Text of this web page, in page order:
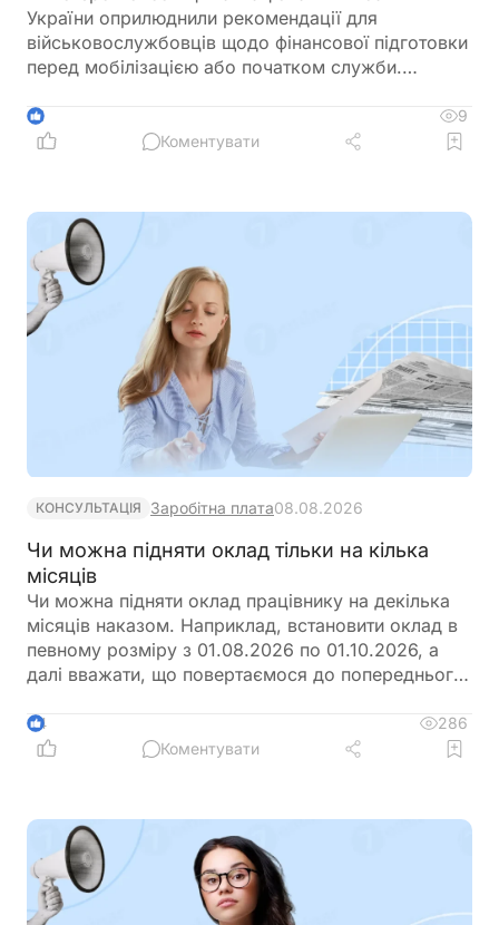
України оприлюднили рекомендації для
військовослужбовців щодо фінансової підготовки
перед мобілізацією або початком служби.
документи, перевірити банківські рахунки,
кредити, заощадження та оформити необхідні
1
9
Коментувати
КОНСУЛЬТАЦІЯ Заробітна плата08.08.2026
Чи можна підняти оклад тільки на кілька
місяців
Чи можна підняти оклад працівнику на декілька
місяців наказом. Наприклад, встановити оклад в
певному розміру з 01.08.2026 по 01.10.2026, а
далі вважати, що повертаємося до попереднього
4
286
Коментувати